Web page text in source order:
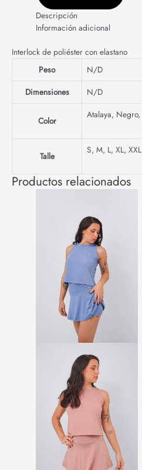
Descripción
Información adicional
Interlock de poliéster con elastano
Peso
N/D
Dimensiones
N/D
Color
Atalaya, Negro,
Talle
S, M, L, XL, XXL
Productos relacionados